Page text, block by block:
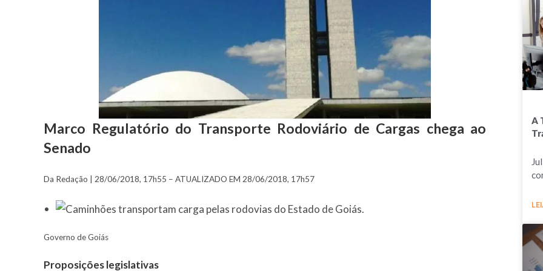
Marco Regulatório do Transporte Rodoviário de Cargas chega ao
Senado
Da Redação | 28/06/2018, 17h55 – ATUALIZADO EM 28/06/2018, 17h57
Governo de Goiás
Proposições legislativas
A